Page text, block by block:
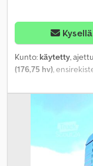
Kysellä
Kunto: käytetty,
(176,75 hv),
tarkastus (TÜV):02/
,
kuormatilan pituus:
kuormatilan korkeus: